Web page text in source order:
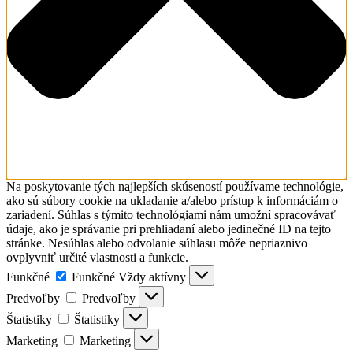
Na poskytovanie tých najlepších skúseností používame technológie,
ako sú súbory cookie na ukladanie a/alebo prístup k informáciám o
zariadení. Súhlas s týmito technológiami nám umožní spracovávať
údaje, ako je správanie pri prehliadaní alebo jedinečné ID na tejto
stránke. Nesúhlas alebo odvolanie súhlasu môže nepriaznivo
ovplyvniť určité vlastnosti a funkcie.
Funkčné
Funkčné Vždy aktívny
Predvoľby
Predvoľby
Štatistiky
Štatistiky
Marketing
Marketing